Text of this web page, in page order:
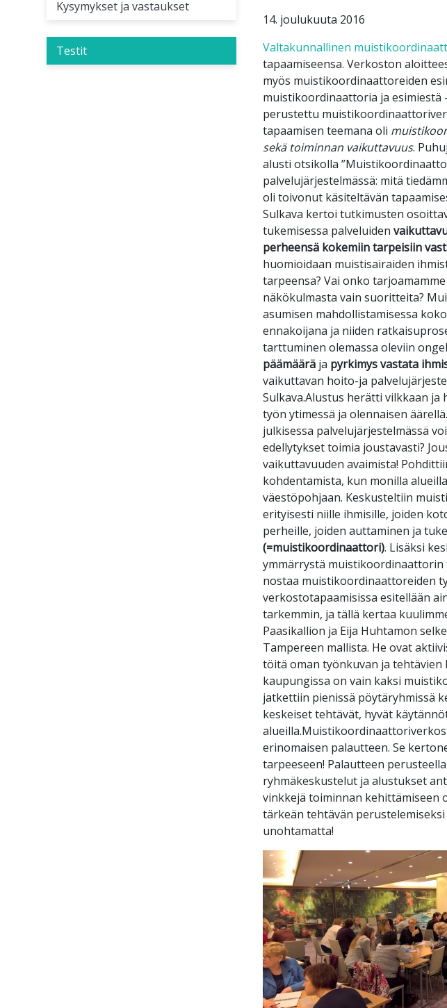
Kysymykset ja vastaukset
Testit
14. joulukuuta 2016
Valtakunnallinen
tapaamiseensa. Verkoston
myös muistikoordinaattoreiden
muistikoordinaattoria ja esimiestä
perustettu
tapaamisen teemana oli
sekä toiminnan vaikuttavuus.
alusti otsikolla
palvelujärjestelmässä: mitä
oli toivonut käsiteltävän
Sulkava kertoi tutkimusten
tukemisessa palveluiden
perheensä kokemiin tarpeisiin
huomioidaan muistisairaiden
tarpeensa? Vai onko
näkökulmasta vain suoritteita?
asumisen mahdollistamisessa
ennakoijana ja niiden
tarttuminen olemassa oleviin
päämääräja pyrkimys vastata
vaikuttavan hoito-ja
Sulkava.Alustus herätti vilkkaan
työn ytimessä ja olennaisen
julkisessa palvelujärjestelmässä
edellytykset toimia joustavasti?
vaikuttavuuden avaimista!
kohdentamista, kun monilla
väestöpohjaan. Keskusteltiin
erityisesti niille ihmisille, joiden
perheille, joiden auttaminen ja
(=muistikoordinaattori). Lisäksi
ymmärrystä muistikoordinaattorin
nostaa muistikoordinaattoreiden
verkostotapaamisissa esitellään
tarkemmin, ja tällä kertaa
Paasikallion ja Eija Huhtamon
Tampereen mallista. He ovat
töitä oman työnkuvan ja tehtävien
kaupungissa on vain kaksi
jatkettiin pienissä pöytäryhmissä
keskeiset tehtävät, hyvät
erinomaisen palautteen. Se
tarpeeseen! Palautteen
ryhmäkeskustelut ja alustukset
vinkkejä toiminnan kehittämiseen
tärkeän tehtävän
unohtamatta!